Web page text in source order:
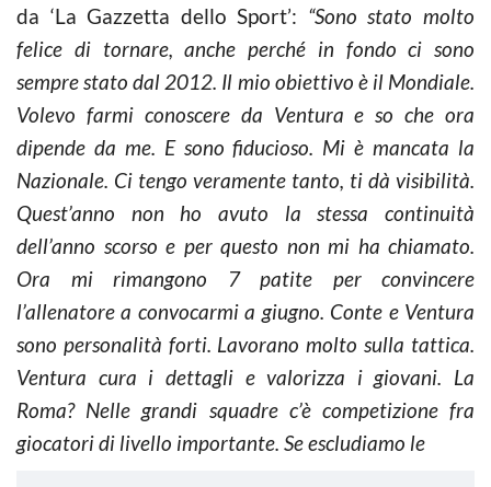
da ‘La Gazzetta dello Sport’: “Sono stato molto
felice di tornare, anche perché in fondo ci sono
sempre stato dal 2012. Il mio obiettivo è il Mondiale.
Volevo farmi conoscere da Ventura e so che ora
dipende da me. E sono fiducioso. Mi è mancata la
Nazionale. Ci tengo veramente tanto, ti dà visibilità.
Quest’anno non ho avuto la stessa continuità
dell’anno scorso e per questo non mi ha chiamato.
Ora mi rimangono 7 patite per convincere
l’allenatore a convocarmi a giugno. Conte e Ventura
sono personalità forti. Lavorano molto sulla tattica.
Ventura cura i dettagli e valorizza i giovani. La
Roma? Nelle grandi squadre c’è competizione fra
giocatori di livello importante. Se escludiamo le